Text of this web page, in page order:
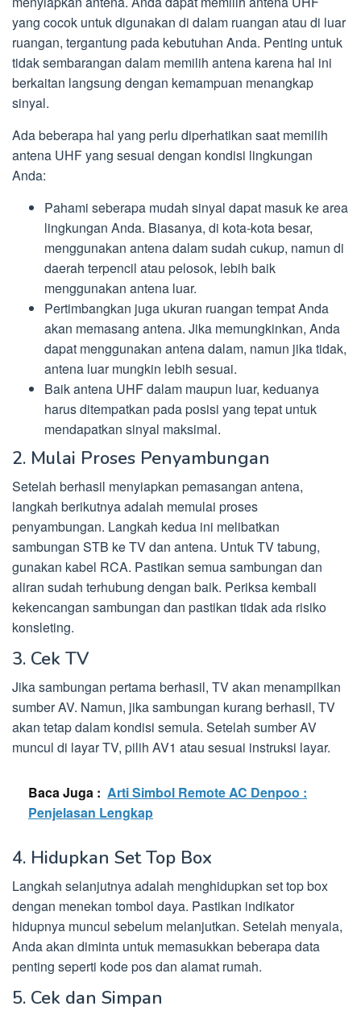
yang cocok untuk digunakan di dalam ruangan atau di luar
ruangan, tergantung pada kebutuhan Anda. Penting untuk
tidak sembarangan dalam memilih antena karena hal ini
berkaitan langsung dengan kemampuan menangkap
sinyal.
Ada beberapa hal yang perlu diperhatikan saat memilih
antena UHF yang sesuai dengan kondisi lingkungan
Anda:
Pahami seberapa mudah sinyal dapat masuk ke area
lingkungan Anda. Biasanya, di kota-kota besar,
menggunakan antena dalam sudah cukup, namun di
daerah terpencil atau pelosok, lebih baik
menggunakan antena luar.
Pertimbangkan juga ukuran ruangan tempat Anda
akan memasang antena. Jika memungkinkan, Anda
dapat menggunakan antena dalam, namun jika tidak,
antena luar mungkin lebih sesuai.
Baik antena UHF dalam maupun luar, keduanya
harus ditempatkan pada posisi yang tepat untuk
mendapatkan sinyal maksimal.
2. Mulai Proses Penyambungan
Setelah berhasil menyiapkan pemasangan antena,
langkah berikutnya adalah memulai proses
penyambungan. Langkah kedua ini melibatkan
sambungan STB ke TV dan antena. Untuk TV tabung,
gunakan kabel RCA. Pastikan semua sambungan dan
aliran sudah terhubung dengan baik. Periksa kembali
kekencangan sambungan dan pastikan tidak ada risiko
konsleting.
3. Cek TV
Jika sambungan pertama berhasil, TV akan menampilkan
sumber AV. Namun, jika sambungan kurang berhasil, TV
akan tetap dalam kondisi semula. Setelah sumber AV
muncul di layar TV, pilih AV1 atau sesuai instruksi layar.
Baca Juga : Arti Simbol Remote AC Denpoo :
Penjelasan Lengkap
4. Hidupkan Set Top Box
Langkah selanjutnya adalah menghidupkan set top box
dengan menekan tombol daya. Pastikan indikator
hidupnya muncul sebelum melanjutkan. Setelah menyala,
Anda akan diminta untuk memasukkan beberapa data
penting seperti kode pos dan alamat rumah.
5. Cek dan Simpan